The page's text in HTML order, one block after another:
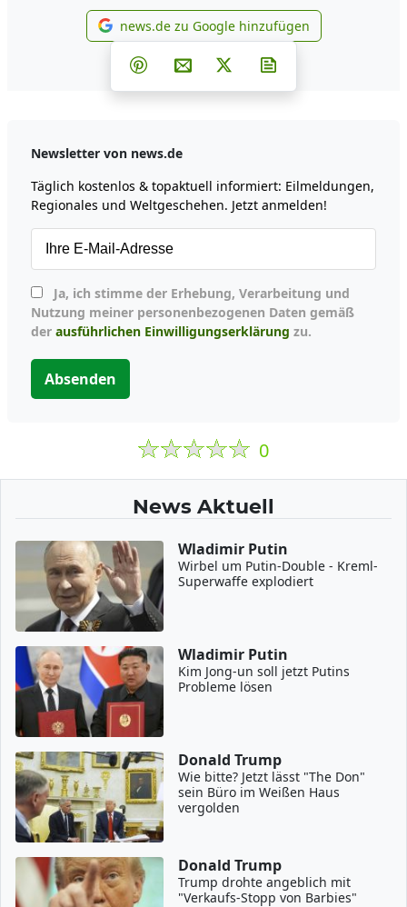
news.de zu Google
news.de zu Google hinzufügen
Teilen auf Facebook
Teilen auf Whatsapp
Teilen auf Telegram
Teilen auf Pinterest
Per E-Mail teilen
Post auf X
Newsletter von news.de
Täglich kostenlos & topaktuell informiert: Eilmeldungen,
Regionales und Weltgeschehen. Jetzt anmelden!
Nutzung meiner personenbezogenen Daten gemäß
der ausführlichen Einwilligungserklärung zu.
Absenden
0
News Aktuell
Wladimir Putin
Wirbel um Putin-Double - Kreml-
Superwaffe explodiert
Wladimir Putin
Kim Jong-un soll jetzt Putins
Probleme lösen
Donald Trump
Wie bitte? Jetzt lässt "The Don"
sein Büro im Weißen Haus
vergolden
Donald Trump
Trump drohte angeblich mit
"Verkaufs-Stopp von Barbies"